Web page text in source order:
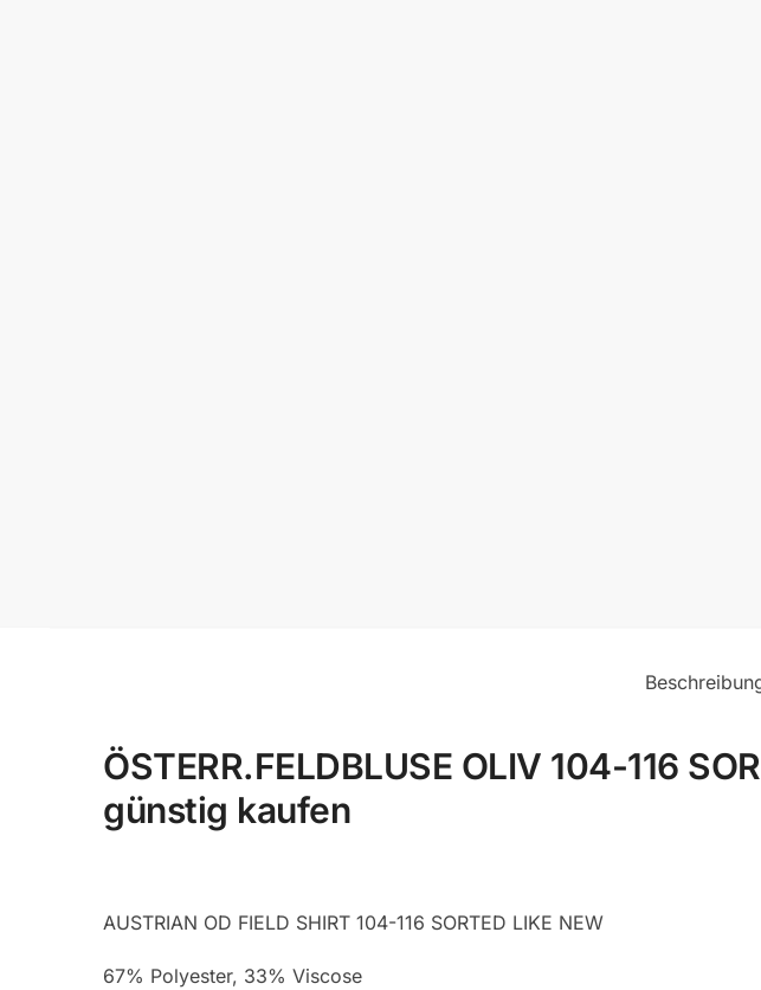
ÖSTERR.FELDBLUSE OLIV 104-116
günstig kaufen
AUSTRIAN OD FIELD SHIRT 104-116 SORTED LIKE NEW
67% Polyester, 33% Viscose